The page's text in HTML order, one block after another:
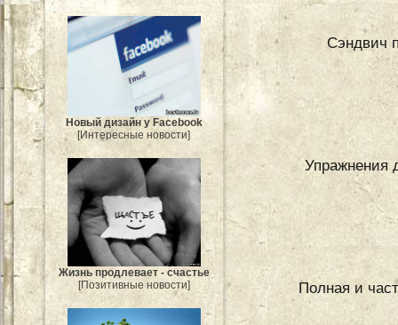
Новый дизайн у Facebook
[Интересные новости]
Жизнь продлевает - счастье
[Позитивные новости]
Сэндвич
Упражнения
Полная и